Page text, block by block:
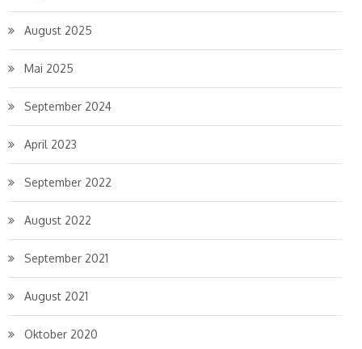
August 2025
Mai 2025
September 2024
April 2023
September 2022
August 2022
September 2021
August 2021
Oktober 2020